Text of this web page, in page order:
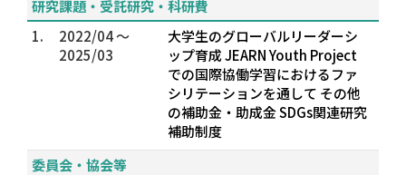
研究課題・受託研究・科研費
1.
2022/04 ～
2025/03
大学生のグローバルリーダーシ
ップ育成 ――JEARN Youth Project
での国際協働学習におけるファ
シリテーションを通して―― その他
の補助金・助成金 SDGs関連研究
補助制度
委員会・協会等